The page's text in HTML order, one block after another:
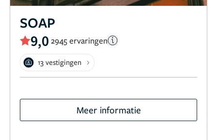
SOAP
9,0 2945 ervaringen
13 vestigingen
Meer informatie